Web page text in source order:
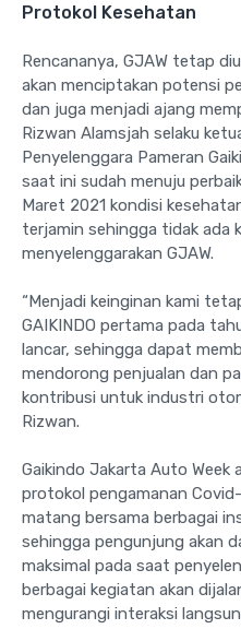
Protokol Kesehatan
Rencananya, GJAW tetap
akan menciptakan potensi
dan juga menjadi ajang
Rizwan Alamsjah selaku
Penyelenggara Pameran
saat ini sudah menuju
Maret 2021 kondisi
terjamin sehingga tidak ada
menyelenggarakan GJAW.
“Menjadi keinginan kami
GAIKINDO pertama pada
lancar, sehingga dapat
mendorong penjualan dan
kontribusi untuk industri
Rizwan.
Gaikindo Jakarta Auto Week
protokol pengamanan
matang bersama berbagai
sehingga pengunjung akan
maksimal pada saat
berbagai kegiatan akan
mengurangi interaksi